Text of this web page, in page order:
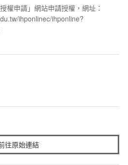
權申請」網站申請授權，網址：
ihponlinec/ihponline?
往原始連結